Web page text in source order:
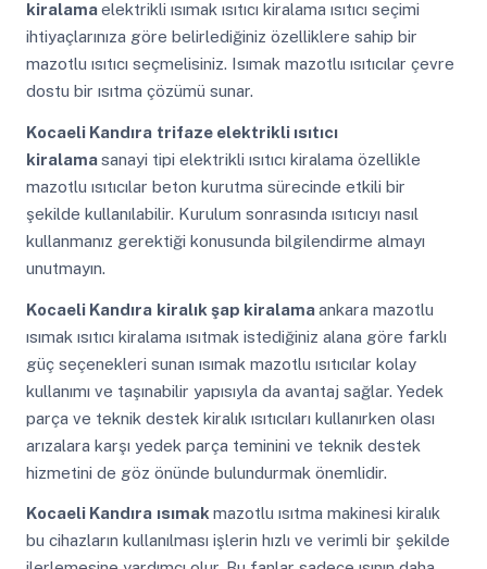
kiralamaelektrikli ısımak ısıtıcı kiralama ısıtıcı seçimi
ihtiyaçlarınıza göre belirlediğiniz özelliklere sahip bir
mazotlu ısıtıcı seçmelisiniz. Isımak mazotlu ısıtıcılar çevre
dostu bir ısıtma çözümü sunar.
Kocaeli Kandıra trifaze elektrikli ısıtıcı
kiralamasanayi tipi elektrikli ısıtıcı kiralama özellikle
mazotlu ısıtıcılar beton kurutma sürecinde etkili bir
şekilde kullanılabilir. Kurulum sonrasında ısıtıcıyı nasıl
kullanmanız gerektiği konusunda bilgilendirme almayı
unutmayın.
Kocaeli Kandıra kiralık şap kiralamaankara mazotlu
ısımak ısıtıcı kiralama ısıtmak istediğiniz alana göre farklı
güç seçenekleri sunan ısımak mazotlu ısıtıcılar kolay
kullanımı ve taşınabilir yapısıyla da avantaj sağlar. Yedek
parça ve teknik destek kiralık ısıtıcıları kullanırken olası
arızalara karşı yedek parça teminini ve teknik destek
hizmetini de göz önünde bulundurmak önemlidir.
Kocaeli Kandıra ısımak mazotlu ısıtma makinesi kiralık
bu cihazların kullanılması işlerin hızlı ve verimli bir şekilde